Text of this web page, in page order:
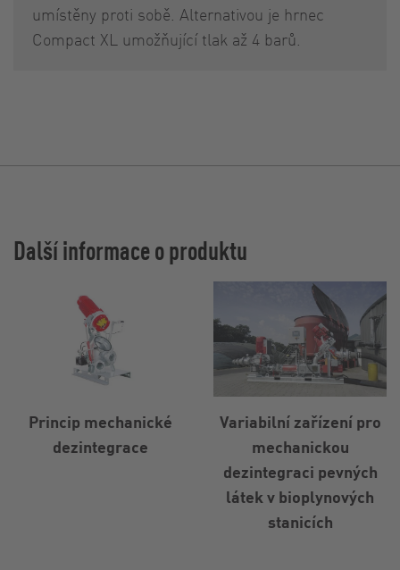
umístěny proti sobě. Alternativou je hrnec
Compact XL umožňující tlak až 4 barů.
Další informace o produktu
Princip mechanické
dezintegrace
Variabilní zařízení pro
mechanickou
dezintegraci pevných
látek v bioplynových
stanicích